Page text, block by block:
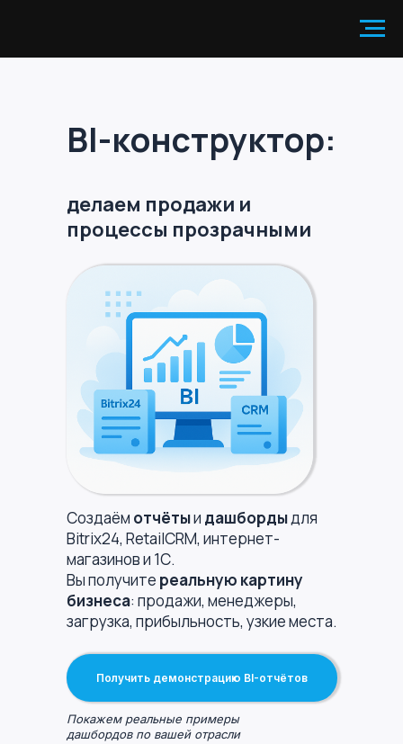
делаем продажи и
процессы прозрачными
BI-конструктор:
Получить демонстрацию BI-отчётов
Создаём отчётыи дашбордыдля
Bitrix24, RetailCRM, интернет-
магазинов и 1С.
Вы получите реальную картину
бизнеса: продажи, менеджеры,
загрузка, прибыльность, узкие места.
Покажем реальные примеры
дашбордов по вашей отрасли